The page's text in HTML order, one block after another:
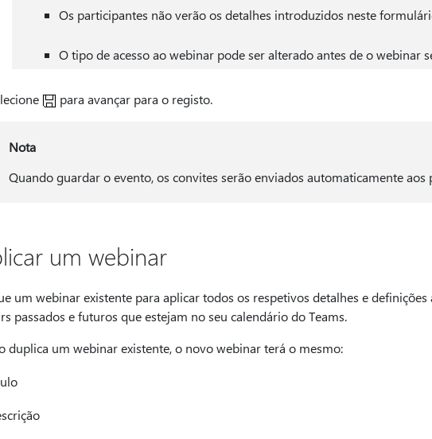
Os participantes não verão os detalhes introduzidos neste
O tipo de acesso ao webinar pode ser alterado antes de o webinar
para avançar para o registo.
Nota
Quando guardar o evento, os convites serão enviados automaticamente aos
um webinar
um webinar existente para aplicar todos os respetivos detalhes e
passados e futuros que estejam no seu calendário do Teams.
duplica um webinar existente, o novo webinar terá o mesmo: